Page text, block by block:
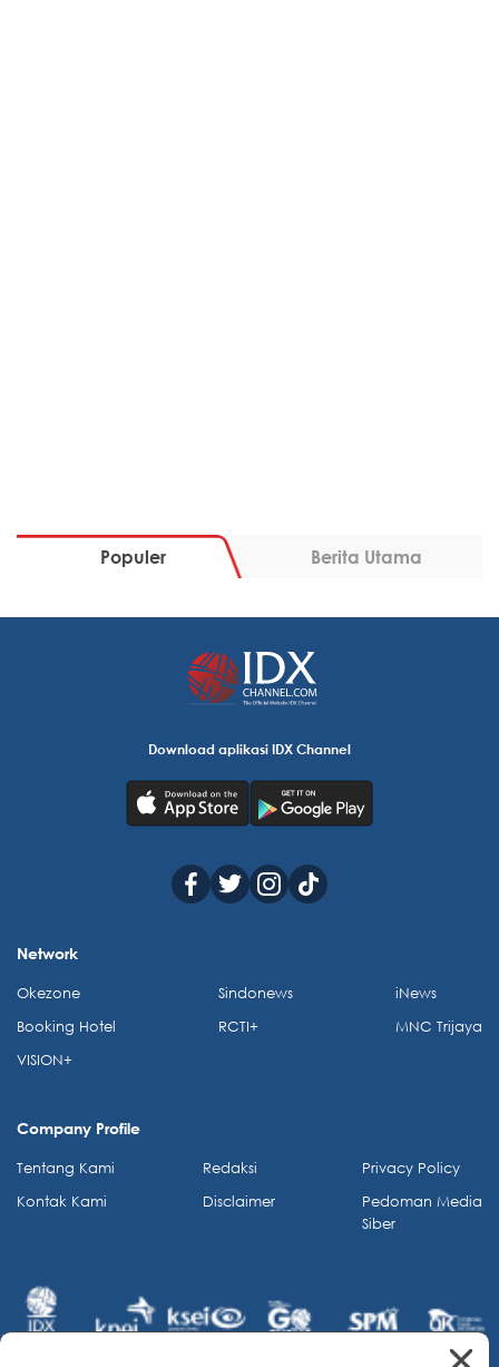
Populer Berita Utama
Download aplikasi IDX Channel
Network
Okezone
Booking Hotel
VISION+
Sindonews
RCTI+
iNews
MNC Trijaya
Company Profile
Tentang Kami
Kontak Kami
Redaksi
Disclaimer
Privacy Policy
Pedoman Media
Siber